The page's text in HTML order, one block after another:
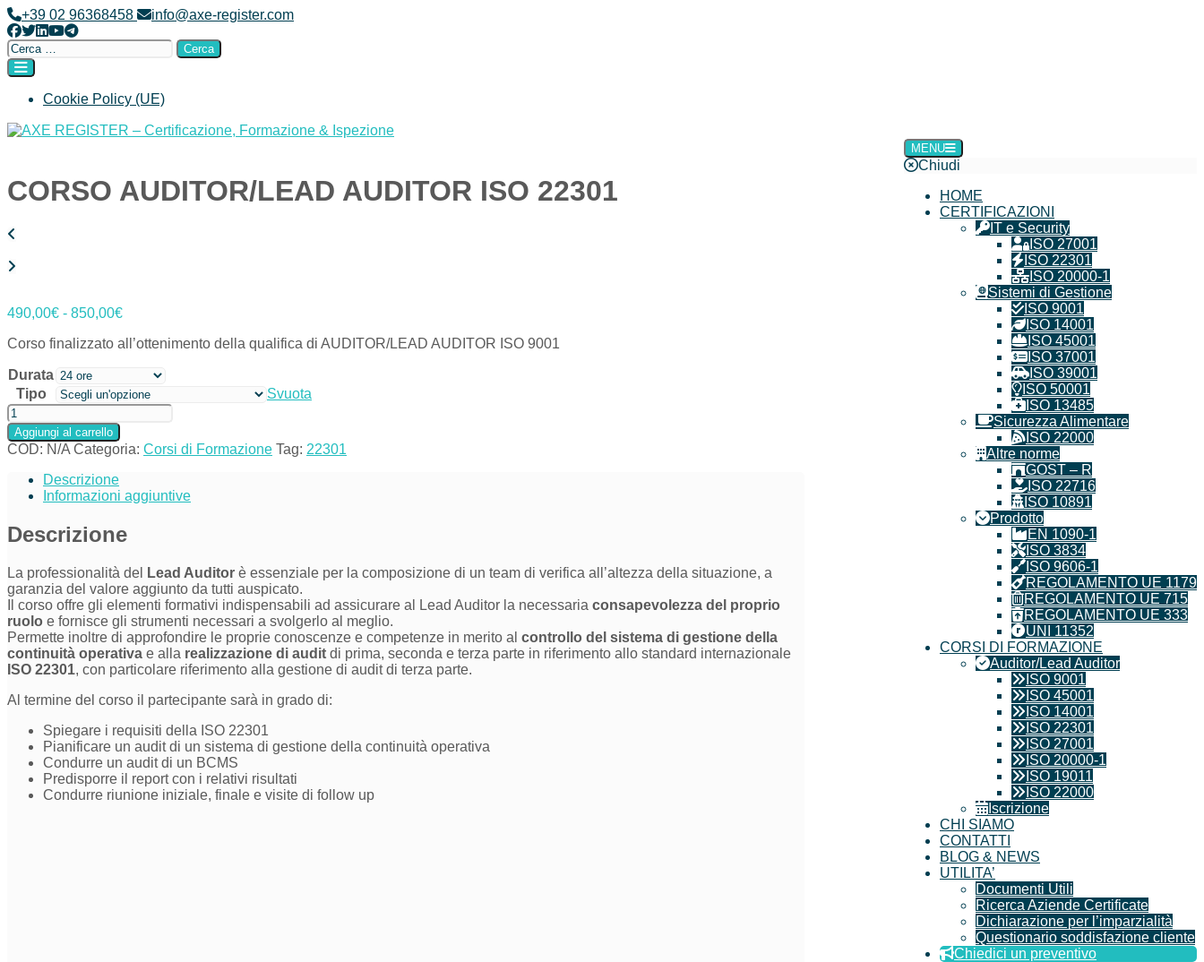
+39 02 96368458 info@axe-register.com
Cookie Policy (UE)
MENU
Chiudi
HOME
CERTIFICAZIONI
IT e Security
ISO 27001
ISO 22301
ISO 20000-1
Sistemi di Gestione
ISO 9001
ISO 14001
ISO 45001
ISO 37001
ISO 39001
ISO 50001
ISO 13485
Sicurezza Alimentare
ISO 22000
Altre norme
GOST – R
ISO 22716
ISO 10891
Prodotto
EN 1090-1
ISO 3834
ISO 9606-1
REGOLAMENTO UE 1179
REGOLAMENTO UE 715
REGOLAMENTO UE 333
UNI 11352
CORSI DI FORMAZIONE
Auditor/Lead Auditor
ISO 9001
ISO 45001
ISO 14001
ISO 22301
ISO 27001
ISO 20000-1
ISO 19011
ISO 22000
Iscrizione
CHI SIAMO
CONTATTI
BLOG & NEWS
UTILITA’
Documenti Utili
Ricerca Aziende Certificate
Dichiarazione per l’imparzialità
Questionario soddisfazione cliente
Chiedici un preventivo
CORSO AUDITOR/LEAD AUDITOR ISO 22301
490,00€ - 850,00€
Corso finalizzato all’ottenimento della qualifica di AUDITOR/LEAD AUDITOR ISO 9001
Durata
Tipo
Svuota
Aggiungi al carrello
COD: N/A Categoria: Corsi di Formazione Tag: 22301
Descrizione
Informazioni aggiuntive
Descrizione
La professionalità del Lead Auditor è essenziale per la composizione di un team di verifica all’altezza della situazione, a
garanzia del valore aggiunto da tutti auspicato.
Il corso offre gli elementi formativi indispensabili ad assicurare al Lead Auditor la necessaria consapevolezza del proprio
ruolo e fornisce gli strumenti necessari a svolgerlo al meglio.
Permette inoltre di approfondire le proprie conoscenze e competenze in merito al controllo del sistema di gestione della
continuità operativa e alla realizzazione di audit di prima, seconda e terza parte in riferimento allo standard internazionale
ISO 22301, con particolare riferimento alla gestione di audit di terza parte.
Al termine del corso il partecipante sarà in grado di:
Spiegare i requisiti della ISO 22301
Pianificare un audit di un sistema di gestione della continuità operativa
Condurre un audit di un BCMS
Predisporre il report con i relativi risultati
Condurre riunione iniziale, finale e visite di follow up